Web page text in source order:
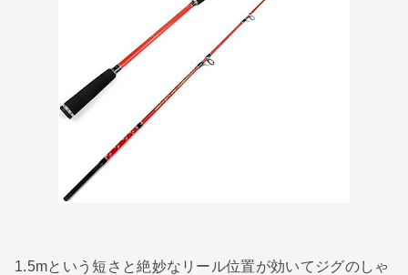
1.5mという短さと絶妙なリール位置が効いてジグのしゃ